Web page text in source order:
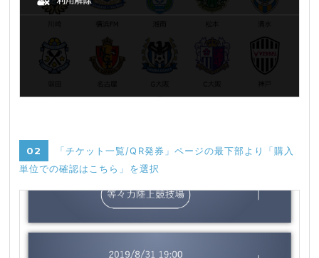
02
「チケット一覧/QR発券」ページの最下部より「購入
単位での確認はこちら」を選択